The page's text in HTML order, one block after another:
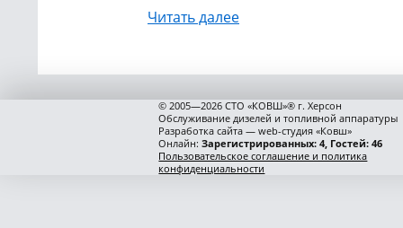
Читать далее
© 2005—2026 СТО «КОВШ»® г. Херсон
Обслуживание дизелей и топливной аппаратуры
Разработка сайта — web-студия «Ковш»
Онлайн:Зарегистрированных: 4, Гостей: 46
Пользовательское соглашение и политика
конфиденциальности